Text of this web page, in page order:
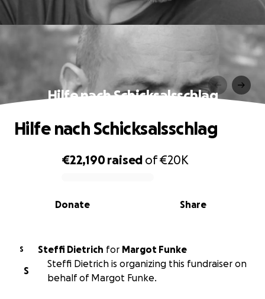
Hilfe nach Schicksalsschlag
0% complete
€22,190raised of€20K
Share
Donate
Hilfe nach Schicksalsschlag
S Steffi Dietrich for Margot Funke
S
Steffi Dietrich is organizing this fundraiser on
behalf of Margot Funke.